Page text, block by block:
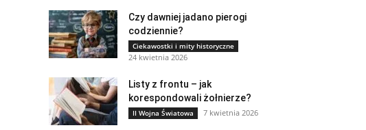
Czy dawniej jadano pierogi
codziennie?
Ciekawostki i mity historyczne
24 kwietnia 2026
Listy z frontu – jak
korespondowali żołnierze?
II Wojna Światowa 7 kwietnia 2026